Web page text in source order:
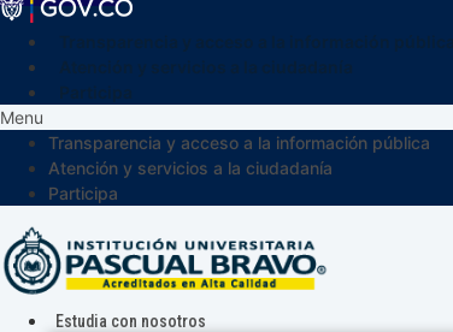
Menu
Transparencia y acceso a la información pública
Atención y servicios a la ciudadanía
Participa
Estudia con nosotros